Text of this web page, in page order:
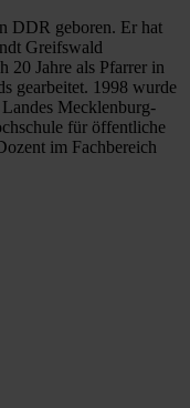
DDR geboren. Er hat
Greifswald
20 Jahre als Pfarrer in
gearbeitet. 1998 wurde
Mecklenburg-
für öffentliche
im Fachbereich